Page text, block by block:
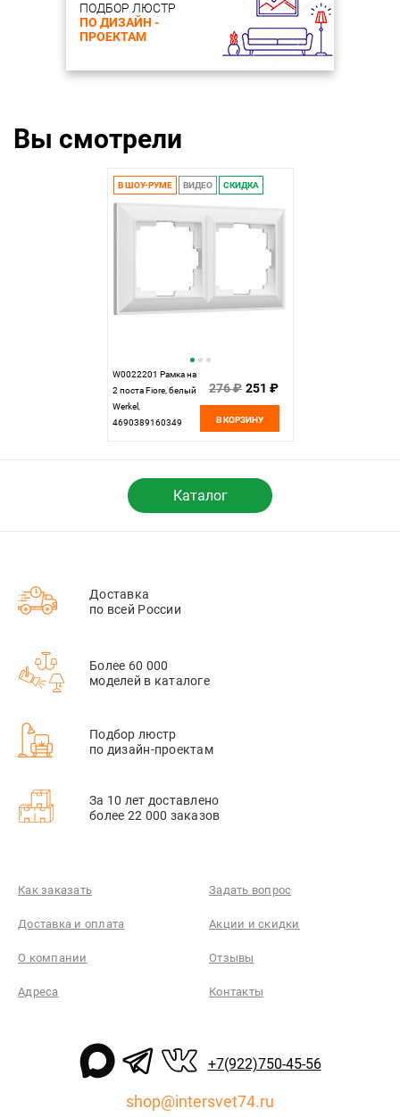
ПОДБОР ЛЮСТР
ПО ДИЗАЙН -
ПРОЕКТАМ
Вы смотрели
В ШОУ-РУМЕ ВИДЕО СКИДКА
W0022201 Рамка на
2 поста Fiore, белый
Werkel,
4690389160349
276 ₽ 251 ₽
В КОРЗИНУ
Каталог
Доставка
по всей России
Более 60 000
моделей в каталоге
Подбор люстр
по дизайн-проектам
За 10 лет доставлено
более 22 000 заказов
Как заказать Задать вопрос
Доставка и оплата Акции и скидки
О компании Отзывы
Адреса Контакты
+7(922)750-45-56
shop@intersvet74.ru